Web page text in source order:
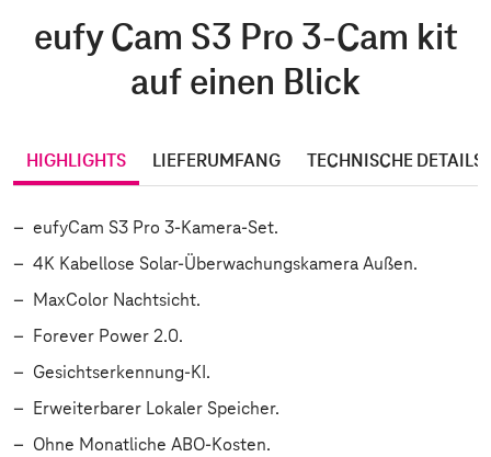
eufy Cam S3 Pro 3-Cam kit
auf einen Blick
HIGHLIGHTS LIEFERUMFANG TECHNISCHE DETAILS
eufyCam S3 Pro 3-Kamera-Set.
4K Kabellose Solar-Überwachungskamera Außen.
MaxColor Nachtsicht.
Forever Power 2.0.
Gesichtserkennung-KI.
Erweiterbarer Lokaler Speicher.
Ohne Monatliche ABO-Kosten.